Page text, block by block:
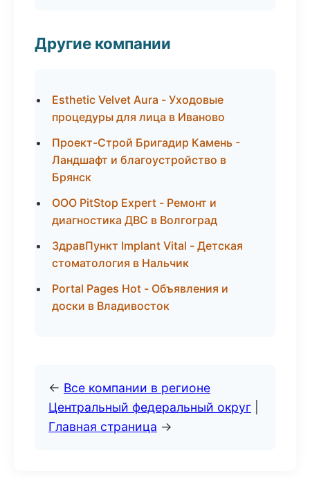
Другие компании
Esthetic Velvet Aura - Уходовые
процедуры для лица в Иваново
Проект-Строй Бригадир Камень -
Ландшафт и благоустройство в
Брянск
ООО PitStop Expert - Ремонт и
диагностика ДВС в Волгоград
ЗдравПункт Implant Vital - Детская
стоматология в Нальчик
Portal Pages Hot - Объявления и
доски в Владивосток
← Все компании в регионе
Центральный федеральный округ
Главная страница →